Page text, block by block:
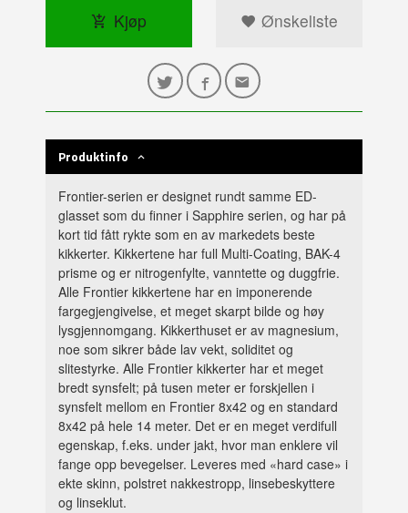
Kjøp Ønskeliste
Produktinfo
Frontier-serien er designet rundt samme ED-
glasset som du finner i Sapphire serien, og har på
kort tid fått rykte som en av markedets beste
kikkerter. Kikkertene har full Multi-Coating, BAK-4
prisme og er nitrogenfylte, vanntette og duggfrie.
Alle Frontier kikkertene har en imponerende
fargegjengivelse, et meget skarpt bilde og høy
lysgjennomgang. Kikkerthuset er av magnesium,
noe som sikrer både lav vekt, soliditet og
slitestyrke. Alle Frontier kikkerter har et meget
bredt synsfelt; på tusen meter er forskjellen i
synsfelt mellom en Frontier 8x42 og en standard
8x42 på hele 14 meter. Det er en meget verdifull
egenskap, f.eks. under jakt, hvor man enklere vil
fange opp bevegelser. Leveres med «hard case» i
ekte skinn, polstret nakkestropp, linsebeskyttere
og linseklut.